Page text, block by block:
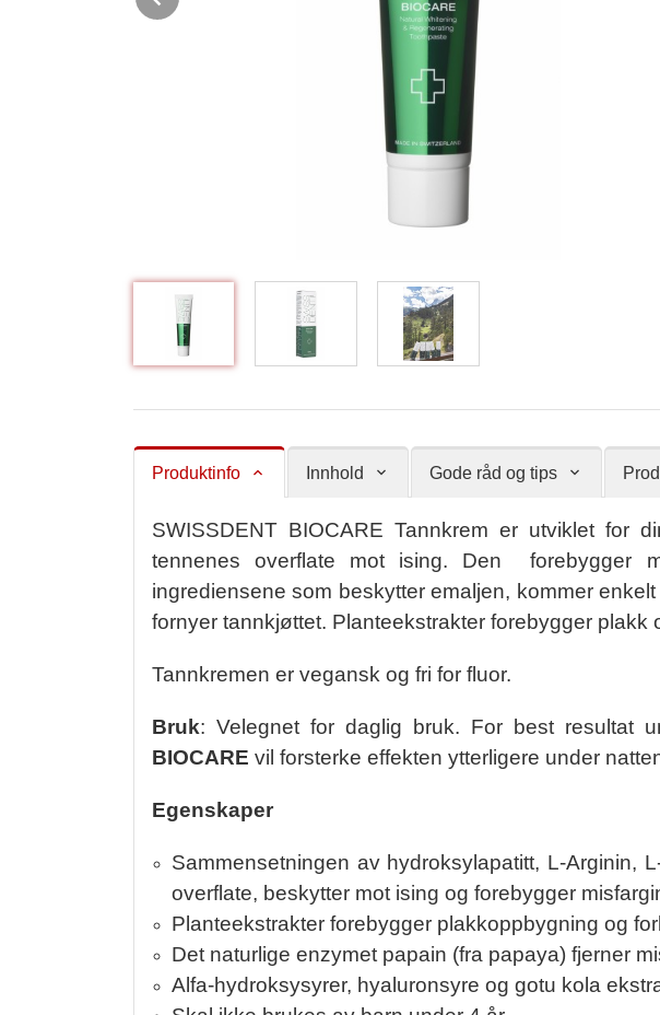
Produktinfo Innhold Gode råd og tips
SWISSDENT BIOCARE Tannkrem er utviklet for
tennenes overflate mot ising. Den forebygger
ingrediensene som beskytter emaljen, kommer
fornyer tannkjøttet. Planteekstrakter forebygger
Tannkremen er vegansk og fri for fluor.
Bruk: Velegnet for daglig bruk. For best resultat
BIOCARE vil forsterke effekten ytterligere under
Egenskaper
Sammensetningen av hydroksylapatitt, L-Arginin,
overflate, beskytter mot ising og forebygger
Planteekstrakter forebygger plakkoppbygning og
Det naturlige enzymet papain (fra papaya) fjerner
Alfa-hydroksysyrer, hyaluronsyre og gotu kola